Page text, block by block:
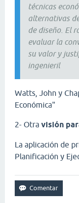
técnicas
alternativas
de diseño. El
evaluar la
su valor y
ingenieril
Watts, John y
Económica"
2- Otra visión
La aplicación de
Planificación y